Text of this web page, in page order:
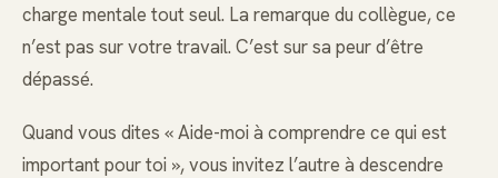
charge mentale tout seul. La remarque du collègue, ce
n’est pas sur votre travail. C’est sur sa peur d’être
dépassé.
Quand vous dites « Aide-moi à comprendre ce qui est
important pour toi », vous invitez l’autre à descendre